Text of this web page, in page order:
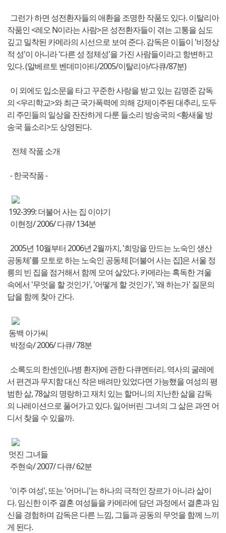
그런가 하면 성전환자들의 애환을 조명한 작품도 있다. 이탈리아
작품인 <레오 N이라는 사람>은 성전환자들이 겪는 고통을 심도
깊고 밀착된 카메라의 시선으로 보여 준다. 감독은 이들이 '비정상
적 성'이 아니라 '다른 성 정체성'을 가진 사람들이라고 항변하고
있다. (알베르토 벤데미아티/2005/이탈리아/다큐/87분)
이 외에도 입소문을 타고 꾸준한 사랑을 받고 있는 김명준 감독
의 <우리학교>와 최근 국가폭력에 의해 강제이주된 대추리, 도두
리 주민들의 일상을 잔잔하게 다룬 들소리 방송국의 <황새울 방
송국 들소리>도 상영된다.
전체 작품 소개
- 한국작품 -
192-399: 더불어 사는 집 이야기
이현정/ 2006/ 다큐/ 134분
2005년 10월부터 2006년 2월까지, '희망을 만드는 노숙인 생산
공동체'를 모토로 하는 노숙인 공동체 [더불어 사는 집]은 서울 정
릉의 빈 집을 점거해서 함께 모여 살았다. 카메라는 혹독한 겨울
속에서 '무엇을 할 것인가', '어떻게 할 것인가', '왜 하는가' 질문의
답을 함께 찾아 간다.
동백 아가씨
박정숙/ 2006/ 다큐/ 78분
소록도의 한센인(나병 환자)에 관한 다큐멘터리. 역사의 굴레에
서 편견과 무지함 대신 작은 배려만 있었다면 가능했을 여성의 평
범한 삶, 78살의 명랑하고 재치 있는 할머니의 지난한 삶을 감독
의 나레이션으로 풀어가고 있다. 잃어버린 그녀의 그 삶은 과연 어
디서 찾을 수 있을까.
멋진 그녀들
주현숙/ 2007/ 다큐/ 62분
'이주 여성', 또는 '어머니'는 하나의 극적인 장르가 아니라 삶이
다. 임신한 이주 결혼 여성들을 카메라에 담던 과정에서 결혼과 임
신을 경험하며 감독은 다른 느낌, 그들과 공동의 무엇을 함께 느끼
게 된다.